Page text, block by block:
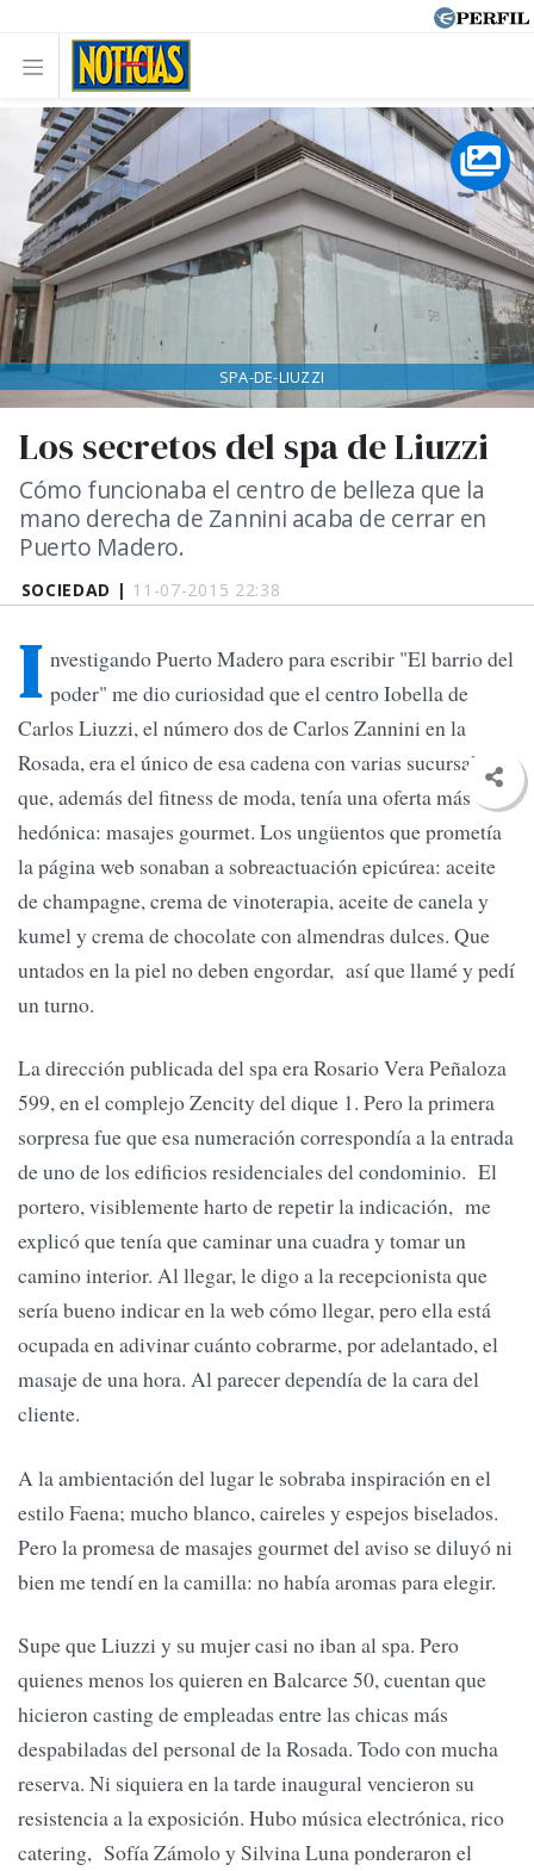
SOCIEDAD | 11-07-2015 22:38
Los secretos del spa de Liuzzi
Cómo funcionaba el centro de belleza que la
mano derecha de Zannini acaba de cerrar en
Puerto Madero.
SPA-DE-LIUZZI
I nvestigando Puerto Madero para escribir "El barrio del
poder" me dio curiosidad que el centro Iobella de
Carlos Liuzzi, el número dos de Carlos Zannini en la
Rosada, era el único de esa cadena con varias sucursales
que, además del fitness de moda, tenía una oferta más
hedónica: masajes gourmet. Los ungüentos que prometía
la página web sonaban a sobreactuación epicúrea: aceite
de champagne, crema de vinoterapia, aceite de canela y
kumel y crema de chocolate con almendras dulces. Que
untados en la piel no deben engordar, así que llamé y pedí
un turno.
La dirección publicada del spa era Rosario Vera Peñaloza
599, en el complejo Zencity del dique 1. Pero la primera
sorpresa fue que esa numeración correspondía a la entrada
de uno de los edificios residenciales del condominio. El
portero, visiblemente harto de repetir la indicación, me
explicó que tenía que caminar una cuadra y tomar un
camino interior. Al llegar, le digo a la recepcionista que
sería bueno indicar en la web cómo llegar, pero ella está
ocupada en adivinar cuánto cobrarme, por adelantado, el
masaje de una hora. Al parecer dependía de la cara del
cliente.
A la ambientación del lugar le sobraba inspiración en el
estilo Faena; mucho blanco, caireles y espejos biselados.
Pero la promesa de masajes gourmet del aviso se diluyó ni
bien me tendí en la camilla: no había aromas para elegir.
Supe que Liuzzi y su mujer casi no iban al spa. Pero
quienes menos los quieren en Balcarce 50, cuentan que
hicieron casting de empleadas entre las chicas más
despabiladas del personal de la Rosada. Todo con mucha
reserva. Ni siquiera en la tarde inaugural vencieron su
resistencia a la exposición. Hubo música electrónica, rico
catering, Sofía Zámolo y Silvina Luna ponderaron el